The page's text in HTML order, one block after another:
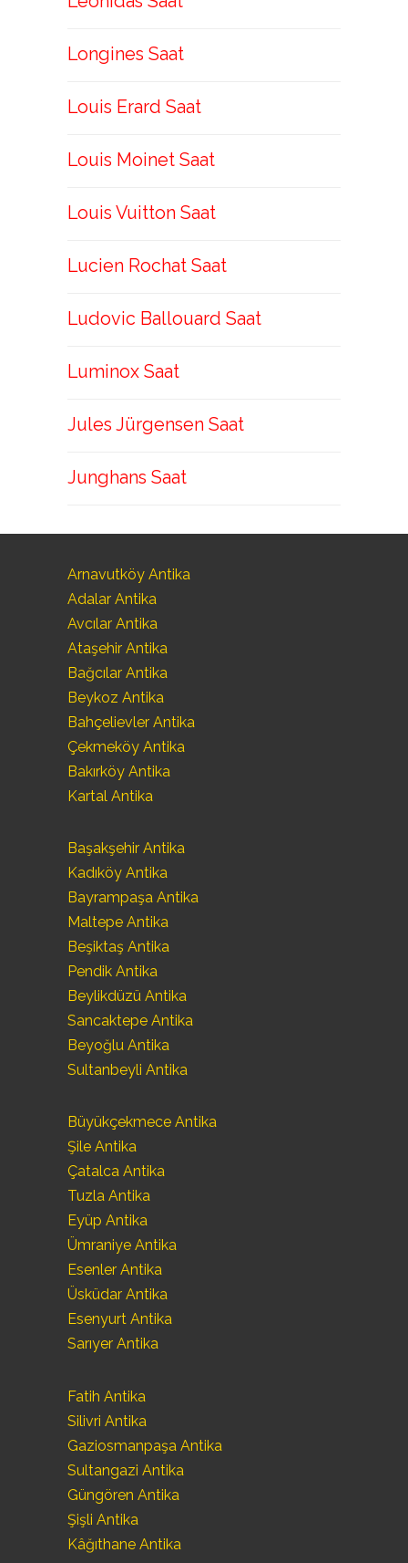
Longines Saat
Louis Erard Saat
Louis Moinet Saat
Louis Vuitton Saat
Lucien Rochat Saat
Ludovic Ballouard Saat
Luminox Saat
Jules Jürgensen Saat
Junghans Saat
Arnavutköy Antika
Adalar Antika
Avcılar Antika
Ataşehir Antika
Bağcılar Antika
Beykoz Antika
Bahçelievler Antika
Çekmeköy Antika
Bakırköy Antika
Kartal Antika
Başakşehir Antika
Kadıköy Antika
Bayrampaşa Antika
Maltepe Antika
Beşiktaş Antika
Pendik Antika
Beylikdüzü Antika
Sancaktepe Antika
Beyoğlu Antika
Sultanbeyli Antika
Büyükçekmece Antika
Şile Antika
Çatalca Antika
Tuzla Antika
Eyüp Antika
Ümraniye Antika
Esenler Antika
Üsküdar Antika
Esenyurt Antika
Sarıyer Antika
Fatih Antika
Silivri Antika
Gaziosmanpaşa Antika
Sultangazi Antika
Güngören Antika
Şişli Antika
Kâğıthane Antika